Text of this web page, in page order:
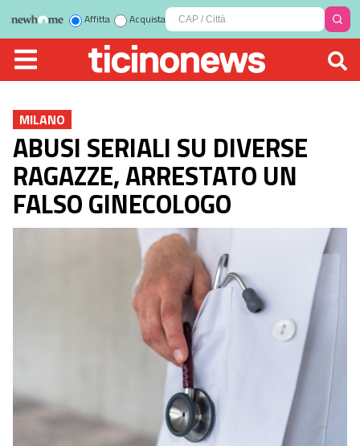
Affitta Acquista
MILANO
ABUSI SERIALI SU DIVERSE
RAGAZZE, ARRESTATO UN
FALSO GINECOLOGO